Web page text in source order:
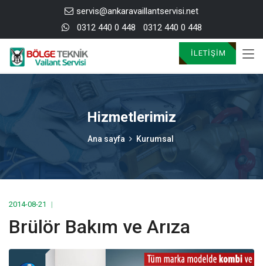
servis@ankaravaillantservisi.net
0312 440 0 448
0312 440 0 448
İLETIŞIM
Hizmetlerimiz
Ana sayfa Kurumsal
2014-08-21
Brülör Bakım ve Arıza